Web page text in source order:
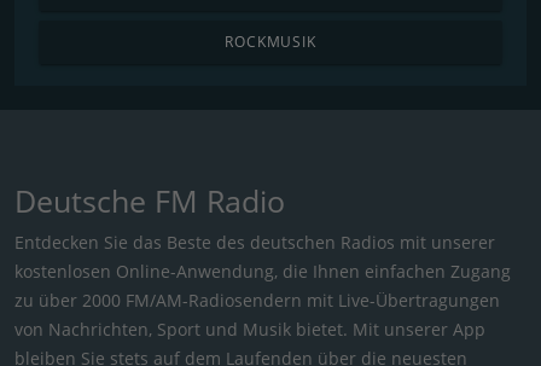
ROCKMUSIK
Deutsche FM Radio
Entdecken Sie das Beste des deutschen Radios mit unserer
kostenlosen Online-Anwendung, die Ihnen einfachen Zugang
zu über 2000 FM/AM-Radiosendern mit Live-Übertragungen
von Nachrichten, Sport und Musik bietet. Mit unserer App
bleiben Sie stets auf dem Laufenden über die neuesten